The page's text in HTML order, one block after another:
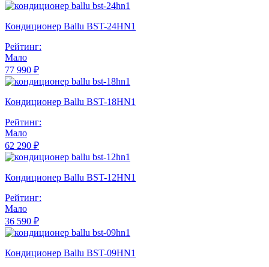
Кондиционер Ballu BST-24HN1
Рейтинг:
Мало
77 990 ₽
Кондиционер Ballu BST-18HN1
Рейтинг:
Мало
62 290 ₽
Кондиционер Ballu BST-12HN1
Рейтинг:
Мало
36 590 ₽
Кондиционер Ballu BST-09HN1